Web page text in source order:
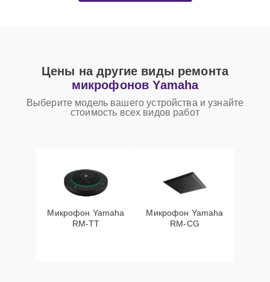
Цены на другие виды ремонта
микрофонов Yamaha
Выберите модель вашего устройства и узнайте
стоимость всех видов работ
Микрофон Yamaha
RM-TT
Микрофон Yamaha
RM-CG